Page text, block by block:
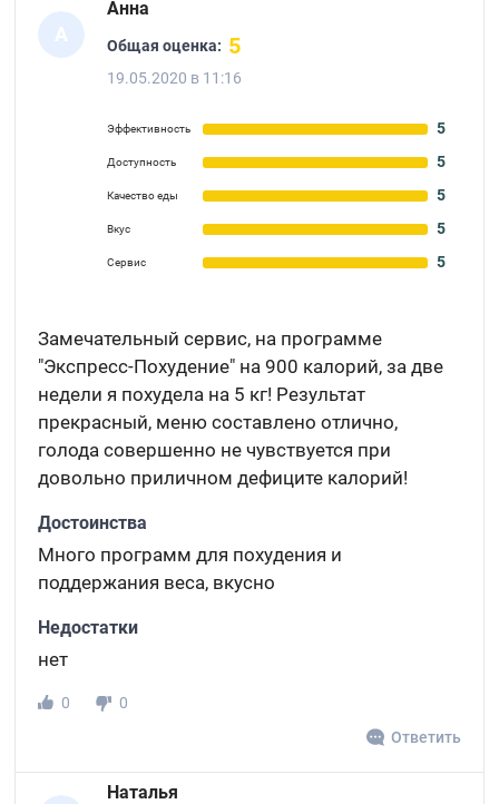
А
Анна
Общая оценка: 5
19.05.2020 в 11:16
Эффективность 5
Доступность 5
Качество еды 5
Вкус 5
Сервис 5
Замечательный сервис, на программе
"Экспресс-Похудение" на 900 калорий, за две
недели я похудела на 5 кг! Результат
прекрасный, меню составлено отлично,
голода совершенно не чувствуется при
довольно приличном дефиците калорий!
Достоинства
Много программ для похудения и
поддержания веса, вкусно
Недостатки
нет
0
0
Ответить
Наталья